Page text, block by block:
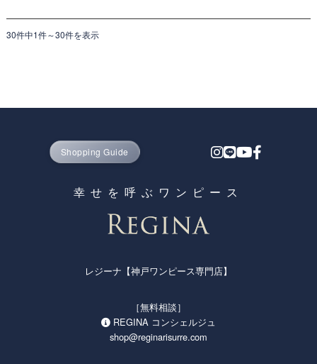
30件中1件～30件を表示
Shopping Guide
幸せを呼ぶワンピース
レジーナ【神戸ワンピース専門店】
［無料相談］
REGINA コンシェルジュ
shop@reginarisurre.com